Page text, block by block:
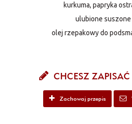
kurkuma, papryka
ulubione suszone
olej rzepakowy do
CHCESZ
Zachowaj przepis